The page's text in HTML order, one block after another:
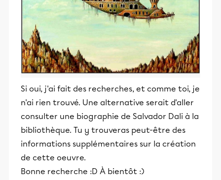
Si oui, j'ai fait des recherches, et comme toi, je
n'ai rien trouvé. Une alternative serait d'aller
consulter une biographie de Salvador Dali à la
bibliothèque. Tu y trouveras peut-être des
informations supplémentaires sur la création
de cette oeuvre.
Bonne recherche :D À bientôt :)